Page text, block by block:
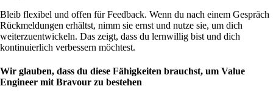
Bleib flexibel und offen für Feedback. Wenn du nach einem Gespräch
Rückmeldungen erhältst, nimm sie ernst und nutze sie, um dich
weiterzuentwickeln. Das zeigt, dass du lernwillig bist und dich
kontinuierlich verbessern möchtest.
Wir glauben, dass du diese Fähigkeiten brauchst, um Value
Engineer mit Bravour zu bestehen